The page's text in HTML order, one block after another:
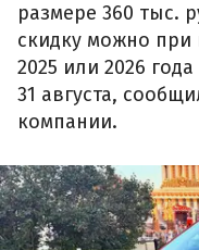
размере 360 тыс.
скидку можно при
2025 или 2026
31 августа,
компании.